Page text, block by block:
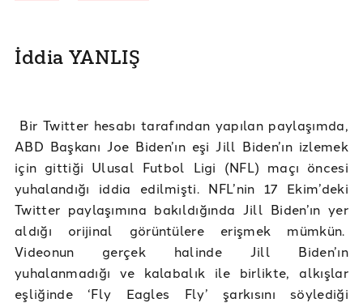
İddia YANLIŞ
Bir Twitter hesabı tarafından yapılan paylaşımda,
ABD Başkanı Joe Biden’ın eşi Jill Biden’ın izlemek
için gittiği Ulusal Futbol Ligi (NFL) maçı öncesi
yuhalandığı iddia edilmişti. NFL’nin 17 Ekim’deki
Twitter paylaşımına bakıldığında Jill Biden’ın yer
aldığı orijinal görüntülere erişmek mümkün.
Videonun gerçek halinde Jill Biden’ın
yuhalanmadığı ve kalabalık ile birlikte, alkışlar
eşliğinde ‘Fly Eagles Fly’ şarkısını söylediği